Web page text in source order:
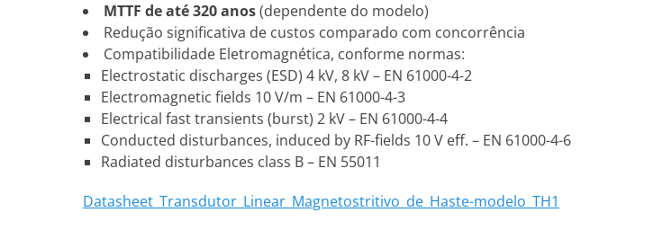
MTTF de até 320 anos(dependente do modelo)
Redução significativa de custos comparado com concorrência
Compatibilidade Eletromagnética, conforme normas:
Electrostatic discharges (ESD) 4 kV, 8 kV – EN 61000-4-2
Electromagnetic fields 10 V/m – EN 61000-4-3
Electrical fast transients (burst) 2 kV – EN 61000-4-4
Conducted disturbances, induced by RF-fields 10 V eff. – EN 61000-4-6
Radiated disturbances class B – EN 55011
Datasheet_Transdutor_Linear_Magnetostritivo_de_Haste-modelo_TH1